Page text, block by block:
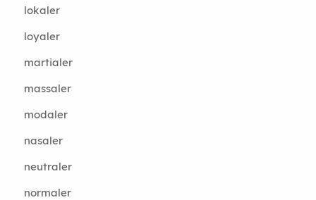
lokaler
loyaler
martialer
massaler
modaler
nasaler
neutraler
normaler